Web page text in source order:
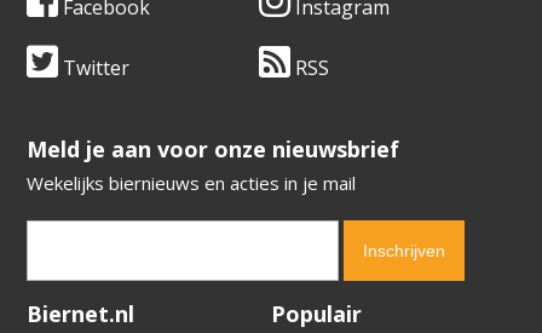
Facebook Instagram
Twitter RSS
​​​​​​​Meld je aan voor onze nieuwsbrief
Wekelijks biernieuws en acties in je mail
Verification code:
Biernet.nl Populair